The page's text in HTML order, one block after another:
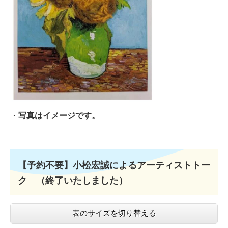
・ 写真はイメージです。
【予約不要】小松宏誠によるアーティストトー
ク （終了いたしました）
表のサイズを切り替える